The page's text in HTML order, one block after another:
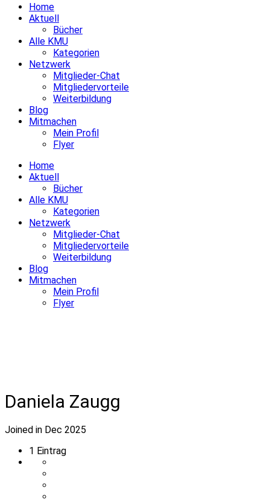
Home
Aktuell
Bücher
Alle KMU
Kategorien
Netzwerk
Mitglieder-Chat
Mitgliedervorteile
Weiterbildung
Blog
Mitmachen
Mein Profil
Flyer
Home
Aktuell
Bücher
Alle KMU
Kategorien
Netzwerk
Mitglieder-Chat
Mitgliedervorteile
Weiterbildung
Blog
Mitmachen
Mein Profil
Flyer
Daniela Zaugg
Joined in Dec 2025
1 Eintrag